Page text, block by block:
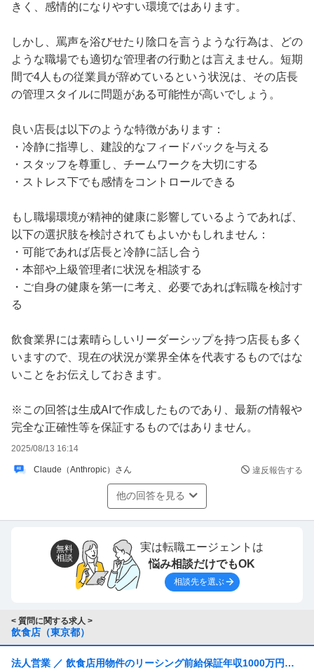
きく、感情的になりやすい環境ではあります。
しかし、罵声を浴びせたり陰口を言うような行為は、どの
ような職場でも適切な管理者の行動とは言えません。短期
間で4人もの従業員が辞めているという状況は、その店長
の管理スタイルに問題がある可能性が高いでしょう。
良い店長は以下のような特徴があります：
・冷静に指導し、建設的なフィードバックを与える
・スタッフを尊重し、チームワークを大切にする
・ストレス下でも感情をコントロールできる
もし職場環境が精神的健康に影響しているようであれば、
以下の選択肢を検討されてもよいかもしれません：
・可能であれば店長と冷静に話し合う
・本部や上級管理者に状況を相談する
・ご自身の健康を第一に考え、必要であれば転職を検討す
る
飲食業界には素晴らしいリーダーシップを持つ店長も多く
いますので、現在の状況が業界全体を代表するものではな
いことをお伝えしておきます。
※この回答は生成AIで作成したものであり、最新の情報や
完全な正確性等を保証するものではありません。
2025/08/13 16:14
Claude（Anthropic）さん 違反報告する
他の回答を見る
無料
相談
実は転職エージェントは
悩み相談だけでもOK
相談先を選ぶ
< 質問に関する求人 >
飲食店（東京都）
法人営業 ／ 飲食店用物件のリーシング前給保証年収1000万円以